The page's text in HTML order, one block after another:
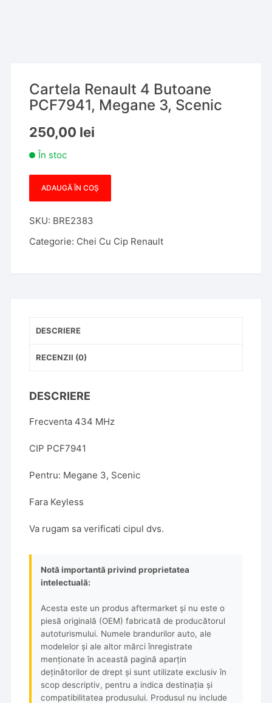
Cartela Renault 4 Butoane
PCF7941, Megane 3, Scenic
250,00 lei
În stoc
Cantitate
Renault
4
ADAUGĂ ÎN COȘ
SKU: BRE2383
Categorie: Chei Cu Cip Renault
DESCRIERE
RECENZII (0)
DESCRIERE
Frecventa 434 MHz
CIP PCF7941
Pentru: Megane 3, Scenic
Fara Keyless
Va rugam sa verificati cipul dvs.
Notă importantă privind proprietatea
intelectuală:
Acesta este un produs aftermarket și nu este o
piesă originală (OEM) fabricată de producătorul
autoturismului. Numele brandurilor auto, ale
modelelor și ale altor mărci înregistrate
menționate în această pagină aparțin
deținătorilor de drept și sunt utilizate exclusiv în
scop descriptiv, pentru a indica destinația și
compatibilitatea produsului. Produsul nu include